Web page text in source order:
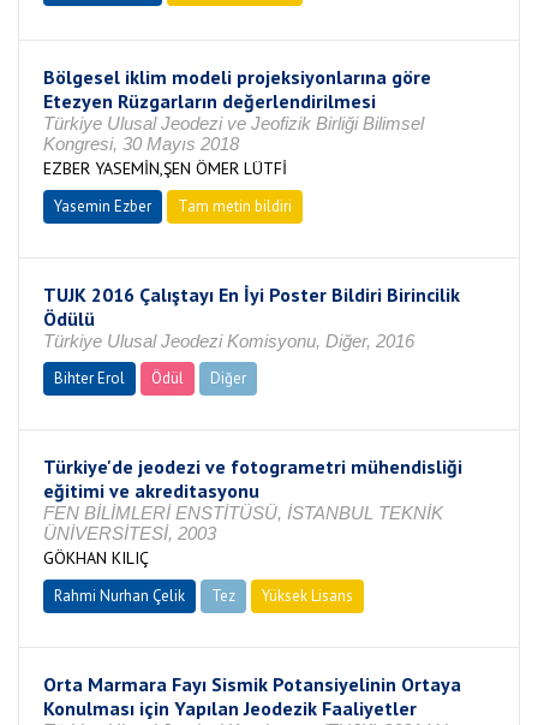
Bölgesel iklim modeli projeksiyonlarına göre
Etezyen Rüzgarların değerlendirilmesi
Türkiye Ulusal Jeodezi ve Jeofizik Birliği Bilimsel
Kongresi, 30 Mayıs 2018
EZBER YASEMİN,ŞEN ÖMER LÜTFİ
Yasemin Ezber Tam metin bildiri
TUJK 2016 Çalıştayı En İyi Poster Bildiri Birincilik
Ödülü
Türkiye Ulusal Jeodezi Komisyonu, Diğer, 2016
Bihter Erol
Ödül Diğer
Türkiye'de jeodezi ve fotogrametri mühendisliği
eğitimi ve akreditasyonu
FEN BİLİMLERİ ENSTİTÜSÜ, İSTANBUL TEKNİK
ÜNİVERSİTESİ, 2003
GÖKHAN KILIÇ
Rahmi Nurhan Çelik Tez Yüksek Lisans
Orta Marmara Fayı Sismik Potansiyelinin Ortaya
Konulması için Yapılan Jeodezik Faaliyetler